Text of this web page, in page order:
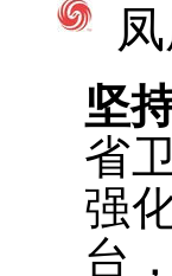
凤
坚
省
强
台